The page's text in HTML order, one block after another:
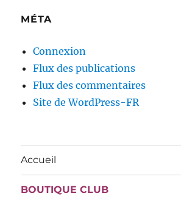
MÉTA
Connexion
Flux des publications
Flux des commentaires
Site de WordPress-FR
Accueil
BOUTIQUE CLUB